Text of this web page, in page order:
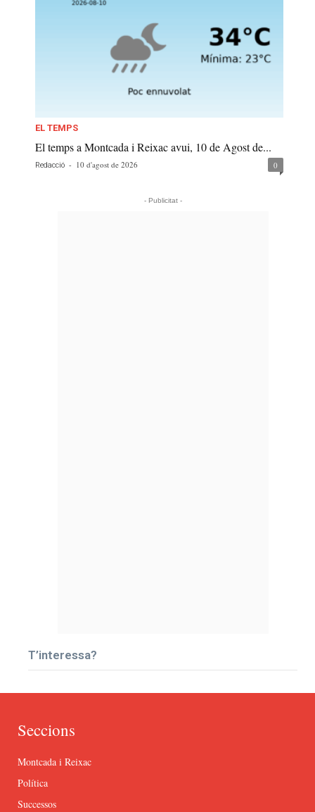
EL TEMPS
El temps a Montcada i Reixac avui, 10 de Agost de...
Redacció - 10 d'agost de 2026 0
- Publicitat -
T’interessa?
Seccions
Montcada i Reixac
Política
Successos